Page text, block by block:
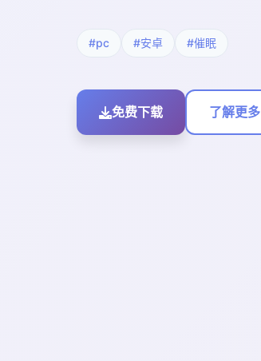
#pc #安卓 #催眠
免费下载 了解更多